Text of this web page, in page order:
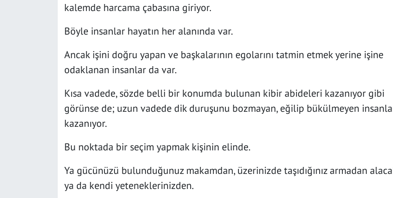
kalemde harcama çabasına giriyor.
Böyle insanlar hayatın her alanında var.
Ancak işini doğru yapan ve başkalarının egolarını tatmin etmek yerine işine
odaklanan insanlar da var.
Kısa vadede, sözde belli bir konumda bulunan kibir abideleri kazanıyor gibi
görünse de; uzun vadede dik duruşunu bozmayan, eğilip bükülmeyen
kazanıyor.
Bu noktada bir seçim yapmak kişinin elinde.
Ya gücünüzü bulunduğunuz makamdan, üzerinizde taşıdığınız armadan
ya da kendi yeteneklerinizden.